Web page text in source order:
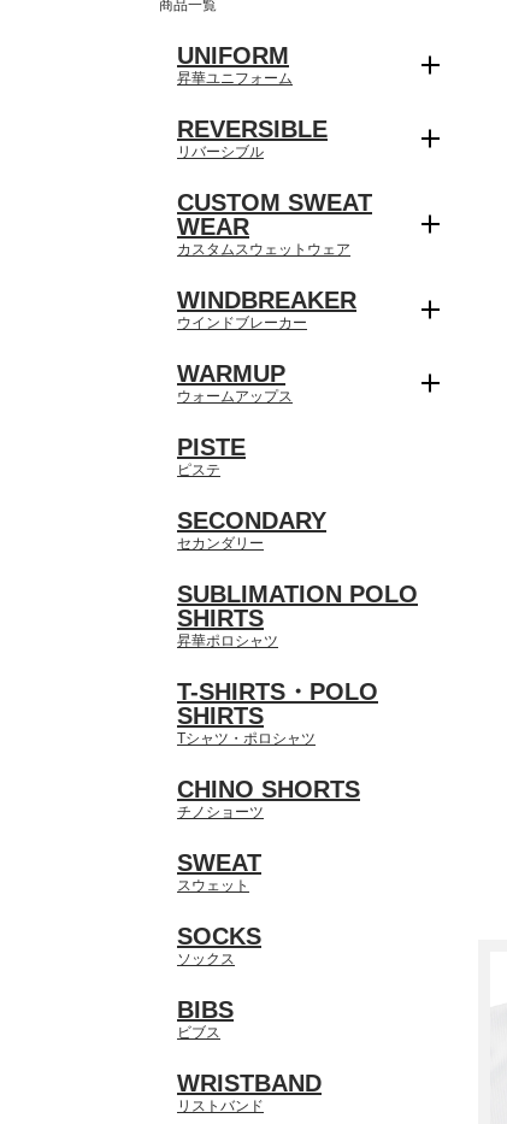
商品一覧
UNIFORM
昇華ユニフォーム
REVERSIBLE
リバーシブル
CUSTOM SWEAT
WEAR
カスタムスウェットウェア
WINDBREAKER
ウインドブレーカー
WARMUP
ウォームアップス
PISTE
ピステ
SECONDARY
セカンダリー
SUBLIMATION POLO
SHIRTS
昇華ポロシャツ
T-SHIRTS・POLO
SHIRTS
Tシャツ・ポロシャツ
CHINO SHORTS
チノショーツ
SWEAT
スウェット
SOCKS
ソックス
BIBS
ビブス
WRISTBAND
リストバンド